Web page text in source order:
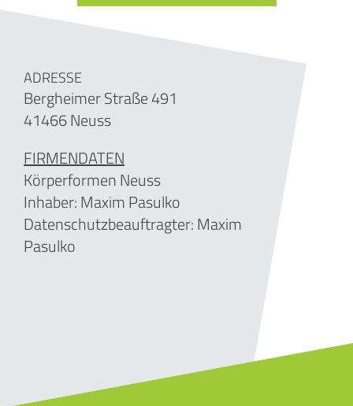
ADRESSE
Bergheimer Straße 491
41466 Neuss
FIRMENDATEN
Körperformen Neuss
Inhaber: Maxim Pasulko
Datenschutzbeauftragter: Maxim
Pasulko